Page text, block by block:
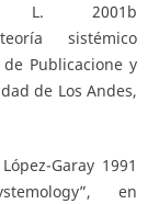
L. 2001b
sistémico
Publicacione y
de Los Andes,
Garay 1991
en